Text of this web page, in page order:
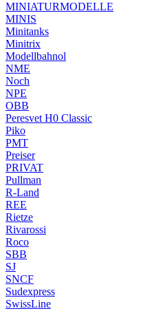
MINIATURMODELLE
MINIS
Minitanks
Minitrix
Modellbahnol
NME
Noch
NPE
OBB
Peresvet H0 Classic
Piko
PMT
Preiser
PRIVAT
Pullman
R-Land
REE
Rietze
Rivarossi
Roco
SBB
SJ
SNCF
Sudexpress
SwissLine